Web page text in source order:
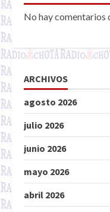
No hay comentarios
ARCHIVOS
agosto 2026
julio 2026
junio 2026
mayo 2026
abril 2026